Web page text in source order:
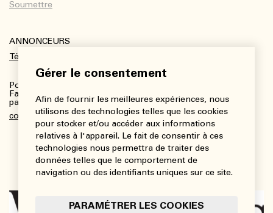
Gérer le consentement
Afin de fournir les meilleures expériences, nous
utilisons des technologies telles que les cookies
pour stocker et/ou accéder aux informations
relatives à l'appareil. Le fait de consentir à ces
technologies nous permettra de traiter des
données telles que le comportement de
navigation ou des identifiants uniques sur ce site.
PARAMÉTRER LES COOKIES
ANNONCEURS
Télécharger le kit média
Pour plus de renseignements :
Fanny Charbonneau, Responsable des communications,
partenariats et publicités
communications@viedesarts.com